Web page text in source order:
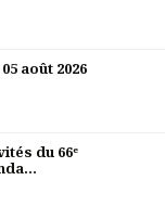
août 2026
du 66ᵉ